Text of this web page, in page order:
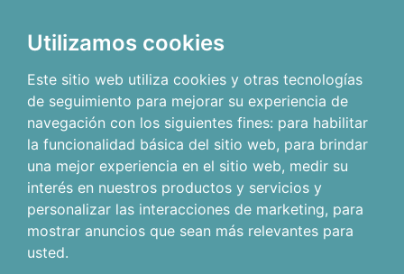
Utilizamos cookies
Este sitio web utiliza cookies y otras tecnologías
de seguimiento para mejorar su experiencia de
navegación con los siguientes fines: para habilitar
la funcionalidad básica del sitio web, para brindar
una mejor experiencia en el sitio web, medir su
interés en nuestros productos y servicios y
personalizar las interacciones de marketing, para
mostrar anuncios que sean más relevantes para
usted.